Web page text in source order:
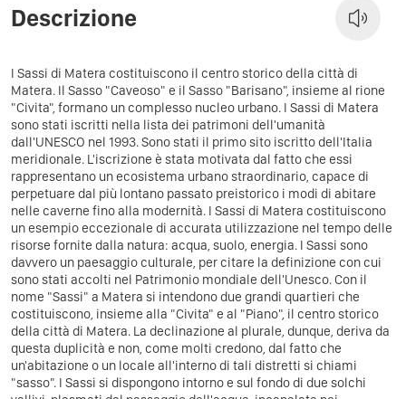
Descrizione
I Sassi di Matera costituiscono il centro storico della città di
Matera. Il Sasso "Caveoso" e il Sasso "Barisano", insieme al rione
"Civita", formano un complesso nucleo urbano. I Sassi di Matera
sono stati iscritti nella lista dei patrimoni dell'umanità
dall'UNESCO nel 1993. Sono stati il primo sito iscritto dell'Italia
meridionale. L'iscrizione è stata motivata dal fatto che essi
rappresentano un ecosistema urbano straordinario, capace di
perpetuare dal più lontano passato preistorico i modi di abitare
nelle caverne fino alla modernità. I Sassi di Matera costituiscono
un esempio eccezionale di accurata utilizzazione nel tempo delle
risorse fornite dalla natura: acqua, suolo, energia. I Sassi sono
davvero un paesaggio culturale, per citare la definizione con cui
sono stati accolti nel Patrimonio mondiale dell'Unesco. Con il
nome "Sassi" a Matera si intendono due grandi quartieri che
costituiscono, insieme alla "Civita" e al "Piano", il centro storico
della città di Matera. La declinazione al plurale, dunque, deriva da
questa duplicità e non, come molti credono, dal fatto che
un'abitazione o un locale all'interno di tali distretti si chiami
"sasso". I Sassi si dispongono intorno e sul fondo di due solchi